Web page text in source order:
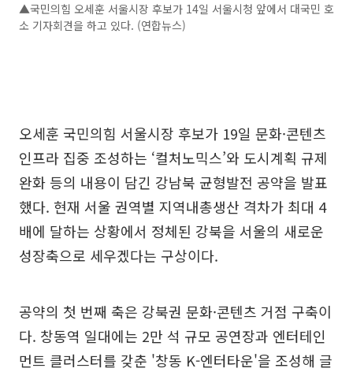
▲국민의힘 오세훈 서울시장 후보가 14일 서울시청 앞에서 대국민 호
소 기자회견을 하고 있다. (연합뉴스)
오세훈 국민의힘 서울시장 후보가 19일 문화·콘텐츠
인프라 집중 조성하는 ‘컬처노믹스’와 도시계획 규제
완화 등의 내용이 담긴 강남북 균형발전 공약을 발표
했다. 현재 서울 권역별 지역내총생산 격차가 최대 4
배에 달하는 상황에서 정체된 강북을 서울의 새로운
성장축으로 세우겠다는 구상이다.
공약의 첫 번째 축은 강북권 문화·콘텐츠 거점 구축이
다. 창동역 일대에는 2만 석 규모 공연장과 엔터테인
먼트 클러스터를 갖춘 '창동 K-엔터타운'을 조성해 글